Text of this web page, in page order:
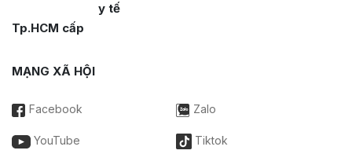
y tế
Tp.HCM cấp
MẠNG XÃ HỘI
Facebook Zalo
YouTube Tiktok